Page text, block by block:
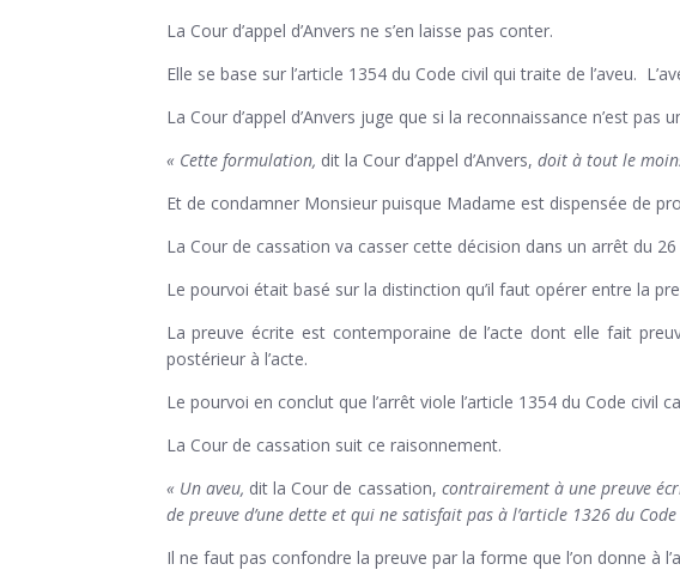
La Cour d’appel d’Anvers ne s’en laisse pas conter.
Elle se base sur l’article 1354 du Code civil qui traite de l’aveu.
La Cour d’appel d’Anvers juge que si la reconnaissance n’est
« Cette formulation, dit la Cour d’appel d’Anvers, doit à tout le
Et de condamner Monsieur puisque Madame est dispensée de
La Cour de cassation va casser cette décision dans un arrêt du
Le pourvoi était basé sur la distinction qu’il faut opérer entre la
La preuve écrite est contemporaine de l’acte dont elle fait
postérieur à l’acte.
Le pourvoi en conclut que l’arrêt viole l’article 1354 du Code
La Cour de cassation suit ce raisonnement.
« Un aveu, dit la Cour de cassation, contrairement à une preuve
de preuve d’une dette et qui ne satisfait pas à l’article 1326 du
Il ne faut pas confondre la preuve par la forme que l’on donne à